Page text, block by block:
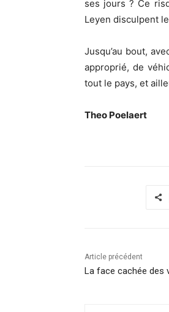
ses jours ? Ce
Leyen disculpent
Jusqu’au bout,
approprié, de
tout le pays, et
Theo Poelaert
Article précédent
La face cachée des